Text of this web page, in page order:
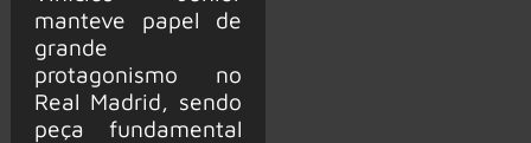
manteve papel de
grande
protagonismo no
Real Madrid, sendo
peça fundamental